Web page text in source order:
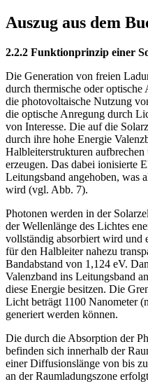
Auszug aus dem
2.2.2 Funktionprinzip einer
Die Generation von freien
durch thermische oder
die photovoltaische Nutzung
die optische Anregung durch
von Interesse. Die auf die
durch ihre hohe Energie
Halbleiterstrukturen
erzeugen. Das dabei ionisierte
Leitungsband angehoben, was
wird (vgl. Abb. 7).
Photonen werden in der
der Wellenlänge des Lichtes
vollständig absorbiert wird und
für den Halbleiter nahezu
Bandabstand von 1,124 eV.
Valenzband ins Leitungsband
diese Energie besitzen. Die
Licht beträgt 1100 Nanometer
generiert werden können.
Die durch die Absorption der
befinden sich innerhalb der
einer Diffusionslänge von bis
an der Raumladungszone